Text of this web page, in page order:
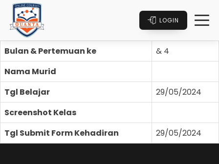
LOGIN
Bulan & Pertemuan ke
& 4
Nama Murid
Tgl Belajar
29/05/2024
Screenshot Kelas
Tgl Submit Form Kehadiran
29/05/2024